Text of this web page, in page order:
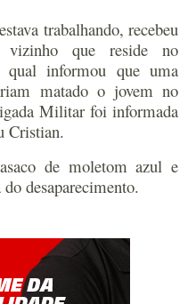
trabalhando, recebeu
que reside no
informou que uma
matado o jovem no
Militar foi informada
Cristian.
de moletom azul e
desaparecimento.